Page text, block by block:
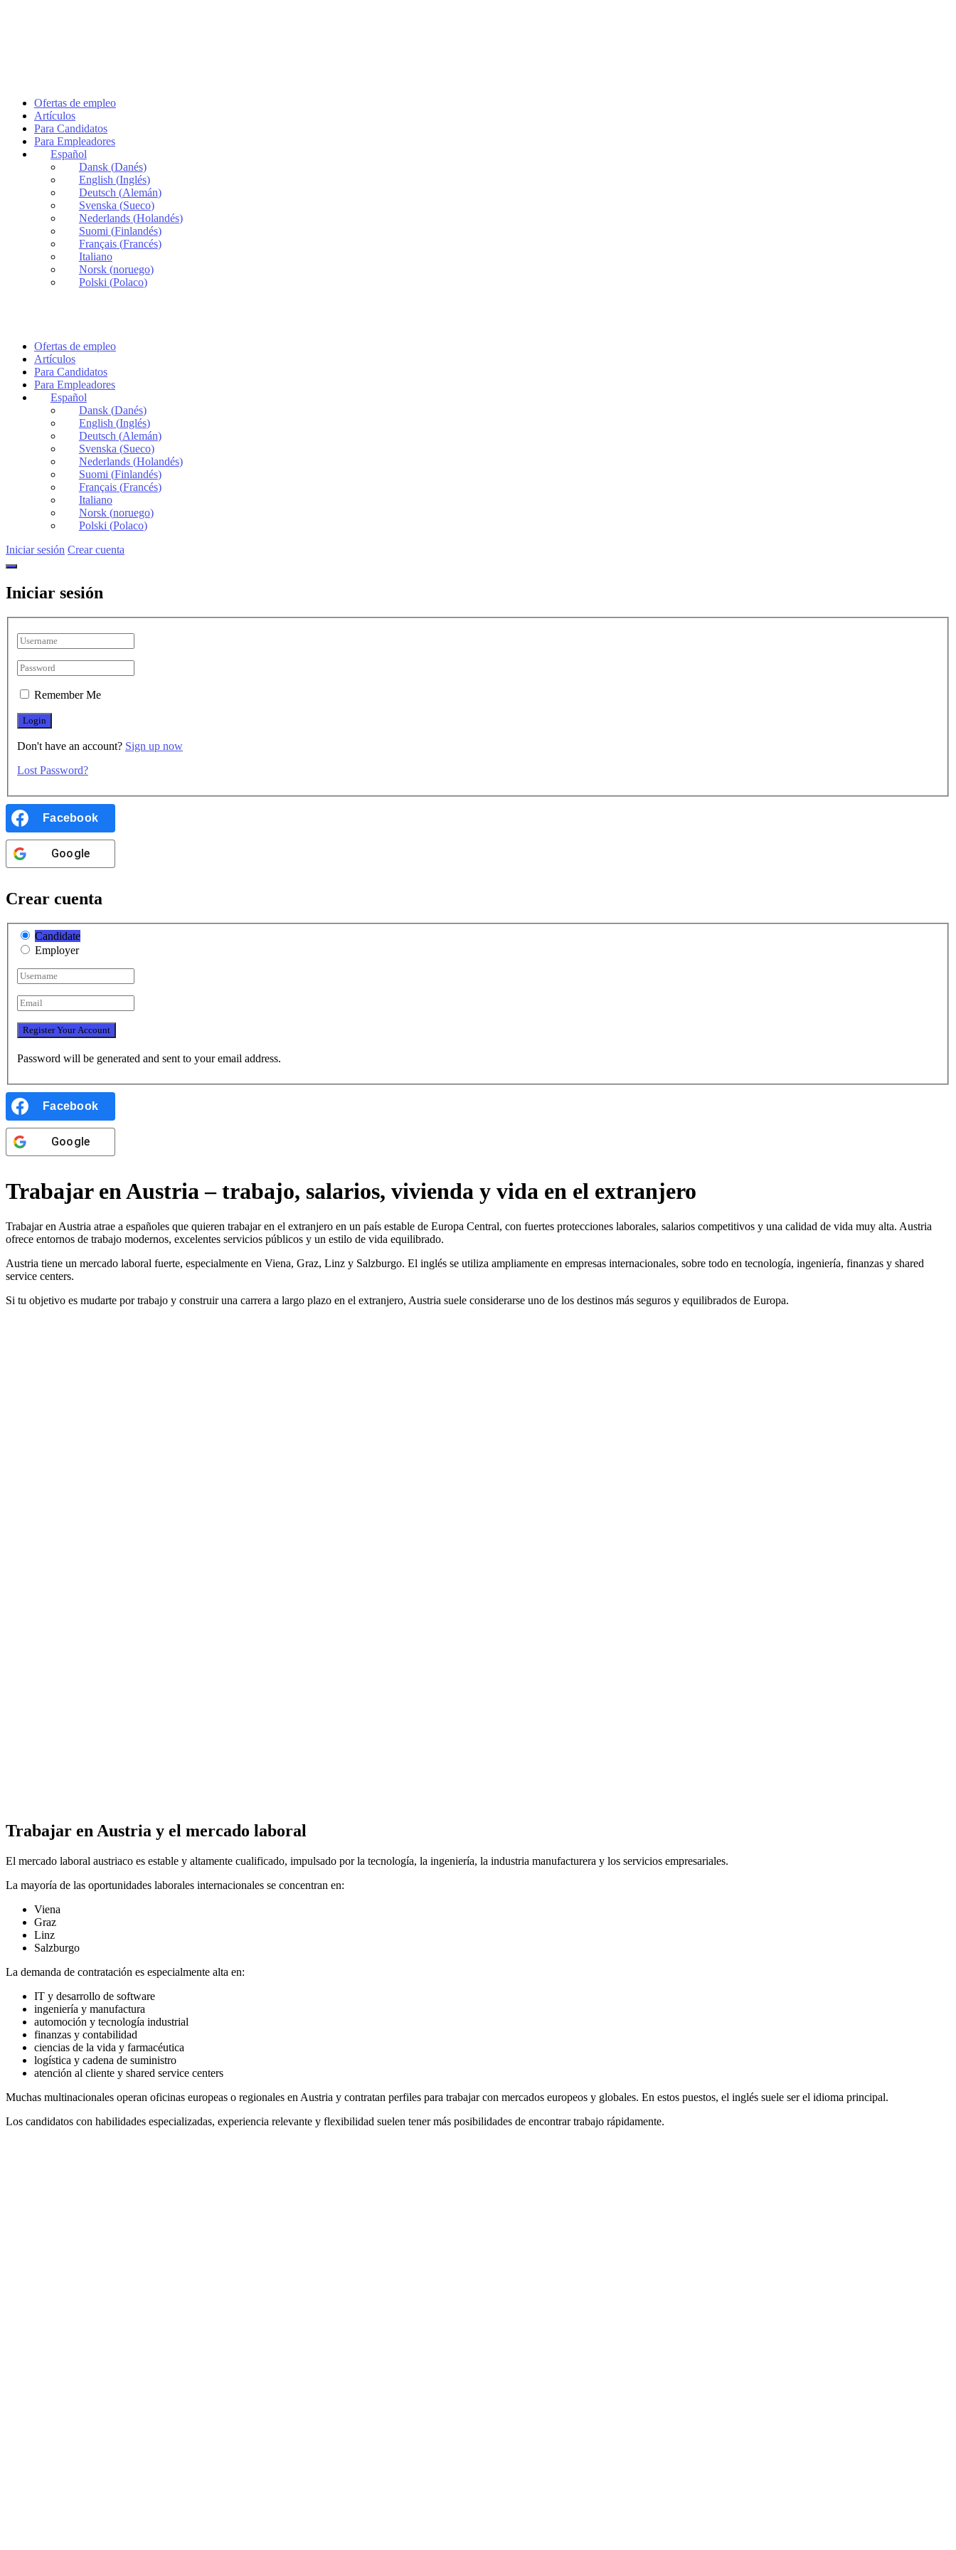
Ofertas de empleo
Artículos
Para Candidatos
Para Empleadores
Español
Dansk(Danés)
English (Inglés)
Deutsch (Alemán)
Svenska (Sueco)
Nederlands(Holandés)
Suomi (Finlandés)
Français(Francés)
Italiano
Norsk(noruego)
Polski (Polaco)
Ofertas de empleo
Artículos
Para Candidatos
Para Empleadores
Español
Dansk(Danés)
English (Inglés)
Deutsch (Alemán)
Svenska (Sueco)
Nederlands(Holandés)
Suomi (Finlandés)
Français(Francés)
Italiano
Norsk(noruego)
Polski (Polaco)
Iniciar sesión Crear cuenta
Iniciar sesión
Remember Me
Don't have an account? Sign up now
Lost Password?
Facebook
Google
Crear cuenta
Candidate
Employer
Password will be generated and sent to your email address.
Facebook
Google
Trabajar en Austria – trabajo, salarios, vivienda y vida en el extranjero
Trabajar en Austria atrae a españoles que quieren trabajar en el extranjero en un país estable de Europa Central, con fuertes protecciones laborales, salarios competitivos y una calidad de vida muy alta. Austria
ofrece entornos de trabajo modernos, excelentes servicios públicos y un estilo de vida equilibrado.
Austria tiene un mercado laboral fuerte, especialmente en Viena, Graz, Linz y Salzburgo. El inglés se utiliza ampliamente en empresas internacionales, sobre todo en tecnología, ingeniería, finanzas y shared
service centers.
Si tu objetivo es mudarte por trabajo y construir una carrera a largo plazo en el extranjero, Austria suele considerarse uno de los destinos más seguros y equilibrados de Europa.
Trabajar en Austria y el mercado laboral
El mercado laboral austriaco es estable y altamente cualificado, impulsado por la tecnología, la ingeniería, la industria manufacturera y los servicios empresariales.
La mayoría de las oportunidades laborales internacionales se concentran en:
Viena
Graz
Linz
Salzburgo
La demanda de contratación es especialmente alta en:
IT y desarrollo de software
ingeniería y manufactura
automoción y tecnología industrial
finanzas y contabilidad
ciencias de la vida y farmacéutica
logística y cadena de suministro
atención al cliente y shared service centers
Muchas multinacionales operan oficinas europeas o regionales en Austria y contratan perfiles para trabajar con mercados europeos y globales. En estos puestos, el inglés suele ser el idioma principal.
Los candidatos con habilidades especializadas, experiencia relevante y flexibilidad suelen tener más posibilidades de encontrar trabajo rápidamente.